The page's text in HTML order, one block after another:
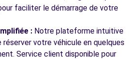
faciliter le démarrage de votre
: Notre plateforme intuitive
réserver votre véhicule en quelques
Service client disponible pour